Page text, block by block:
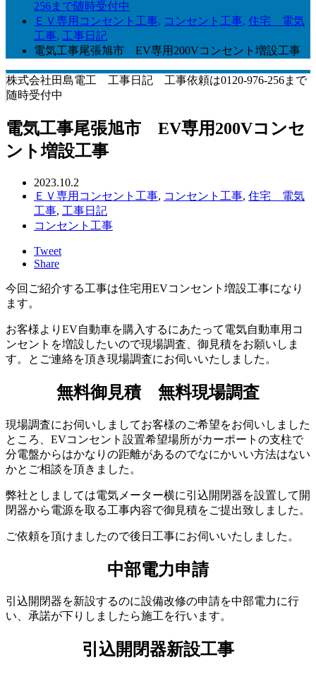
256まで随時受付中
ＥＶ専用コンセント工事, コンセント工事, 住宅 電気
工事, 工事日記
電気工事尾張旭市 EV専用200Vコンセント増設工事
株式会社田島電工 工事日記 工事依頼は0120-976-256まで
随時受付中
電気工事尾張旭市 EV専用200Vコンセ
ント増設工事
2023.10.2
ＥＶ専用コンセント工事, コンセント工事, 住宅 電気
工事, 工事日記
コンセント工事
Tweet
Share
今回ご紹介する工事は住宅用EVコンセント増設工事になり
ます。
お客様よりEV自動車を購入するにあたって電気自動車用コ
ンセントを増設したいので現場調査、御見積をお願いしま
す。とご連絡を頂き現場調査にお伺いいたしました。
無料御見積 無料現場調査
現場調査にお伺いしましてお客様のご希望をお伺いしました
ところ、EVコンセント設置希望場所がカーポートの支柱で
分電盤からはかなりの距離があるのでなにかいい方法はない
かとご相談を頂きました。
弊社としましては電気メーター横に引込開閉器を設置して開
閉器から電源を取る工事内容で御見積をご提出致しました。
ご依頼を頂けましたので後日工事にお伺いいたしました。
中部電力申請
引込開閉器を新設するのに設備改修の申請を中部電力に行
い、承諾が下りしましたら施工を行います。
引込開閉器新設工事